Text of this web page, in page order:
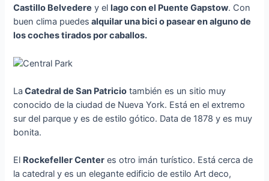
Castillo Belvedere y ellago con el Puente Gapstow. Con
buen clima puedes alquilar una bici o pasear en alguno de
los coches tirados por caballos.
La Catedral de San Patricio también es un sitio muy
conocido de la ciudad de Nueva York. Está en el extremo
sur del parque y es de estilo gótico. Data de 1878 y es muy
bonita.
El Rockefeller Center es otro imán turístico. Está cerca de
la catedral y es un elegante edificio de estilo Art deco,